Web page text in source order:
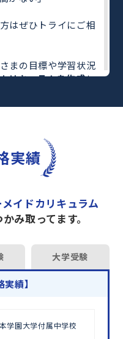
はぜひトライにご相
まの目標や学習状況
リキュラムを作成し
た教師がわかるまで
がわかる「AI学習診
強をナビゲートする
習コンテンツが
”を目指しません
ております。
実績
イドカリキュラム
み取ってます。
大学受験
績】
学園大学付属中学校